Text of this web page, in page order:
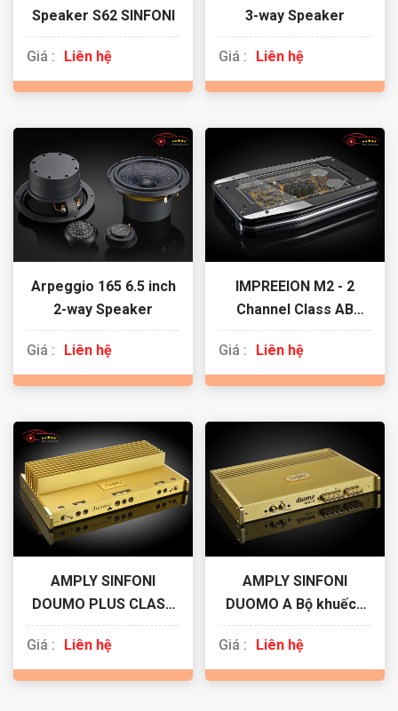
Speaker S62 SINFONI
Giá : Liên hệ
3-way Speaker
Giá : Liên hệ
Arpeggio 165 6.5 inch
2-way Speaker
Giá : Liên hệ
IMPREEION M2 - 2
Channel Class AB
Amplifier
Giá :
Liên hệ
AMPLY SINFONI
DOUMO PLUS CLASS
A/AB
Giá :
Liên hệ
AMPLY SINFONI
DUOMO A Bộ khuếch
đại 2 kênh class A
Giá :
Liên hệ